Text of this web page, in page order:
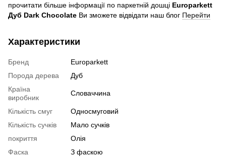
прочитати більше інформації по паркетній дошці Europarkett
Дуб Dark Chocolate Ви зможете відвідати наш блог Перейти
Характеристики
Бренд
Europarkett
Порода дерева
Дуб
Країна
виробник
Словаччина
Кількість смуг
Односмуговий
Кількість сучків
Мало сучків
покриття
Олія
Фаска
З фаскою